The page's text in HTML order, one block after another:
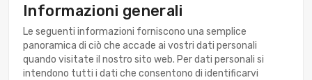
Informazioni generali
Le seguenti informazioni forniscono una semplice
panoramica di ciò che accade ai vostri dati personali
quando visitate il nostro sito web. Per dati personali si
intendono tutti i dati che consentono di identificarvi